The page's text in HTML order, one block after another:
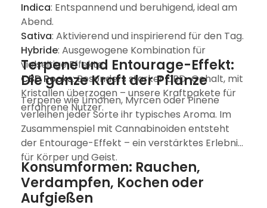
Indica: Entspannend und beruhigend, ideal am
Abend.
Sativa: Aktivierend und inspirierend für den Tag.
Hybride: Ausgewogene Kombination für
vielseitige Effekte.
CBD Rocks: Besonders starker CBD-Gehalt, mit
Kristallen überzogen – unsere Kraftpakete für
erfahrene Nutzer.
Terpene und Entourage-Effekt:
Die ganze Kraft der Pflanze
Terpene wie Limonen, Myrcen oder Pinene
verleihen jeder Sorte ihr typisches Aroma. Im
Zusammenspiel mit Cannabinoiden entsteht
der Entourage-Effekt – ein verstärktes Erlebnis
für Körper und Geist.
Konsumformen: Rauchen,
Verdampfen, Kochen oder
Aufgießen